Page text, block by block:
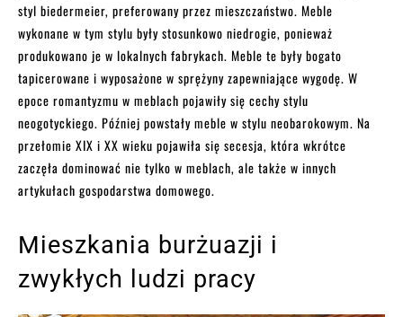
styl biedermeier, preferowany przez mieszczaństwo. Meble
wykonane w tym stylu były stosunkowo niedrogie, ponieważ
produkowano je w lokalnych fabrykach. Meble te były bogato
tapicerowane i wyposażone w sprężyny zapewniające wygodę. W
epoce romantyzmu w meblach pojawiły się cechy stylu
neogotyckiego. Później powstały meble w stylu neobarokowym. Na
przełomie XIX i XX wieku pojawiła się secesja, która wkrótce
zaczęła dominować nie tylko w meblach, ale także w innych
artykułach gospodarstwa domowego.
Mieszkania burżuazji i
zwykłych ludzi pracy